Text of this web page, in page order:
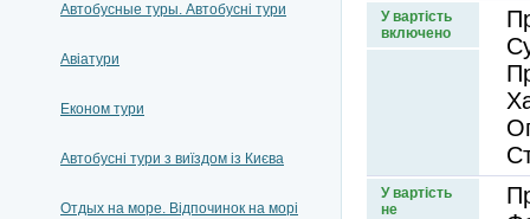
У вартість
включено
У вартість
не
Автобусные туры. Автобусні тури
Авіатури
Економ тури
Автобусні тури з виїздом із Києва
Отдых на море. Відпочинок на морі